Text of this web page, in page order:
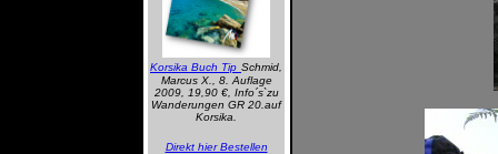
Korsika Buch Tip Schmid,
Marcus X., 8. Auflage
2009, 19,90 €, Info´s`zu
Wanderungen GR 20.auf
Korsika.
Direkt hier Bestellen